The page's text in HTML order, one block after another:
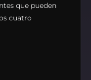
que pueden
cuatro